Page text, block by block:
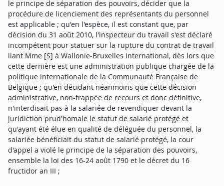
le principe de séparation des pouvoirs, décider que la
procédure de licenciement des représentants du personnel
est applicable ; qu'en l'espèce, il est constant que, par
décision du 31 août 2010, l'inspecteur du travail s'est déclaré
incompétent pour statuer sur la rupture du contrat de travail
liant Mme [S] à Wallonie-Bruxelles International, dès lors que
cette dernière est une administration publique chargée de la
politique internationale de la Communauté Française de
Belgique ; qu'en décidant néanmoins que cette décision
administrative, non-frappée de recours et donc définitive,
n'interdisait pas à la salariée de revendiquer devant la
juridiction prud'homale le statut de salarié protégé et
qu'ayant été élue en qualité de déléguée du personnel, la
salariée bénéficiait du statut de salarié protégé, la cour
d'appel a violé le principe de la séparation des pouvoirs,
ensemble la loi des 16-24 août 1790 et le décret du 16
fructidor an III ;